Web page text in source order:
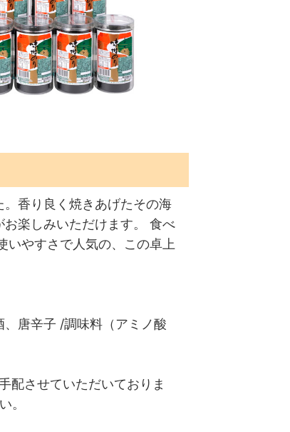
。香り良く焼きあげたその海
楽しみいただけます。 食べ
いやすさで人気の、この卓上
唐辛子 /調味料（アミノ酸
配させていただいておりま
。